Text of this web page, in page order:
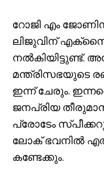
റോജി എം
ലിജുവിന്
നൽകിയിട്ടുണ്ട്.
മന്ത്രിസഭയുടെ
ഇന്ന് ചേരും.
ജനപ്രിയ
പ്രോടേം
ലോക് ഭവനിൽ
കണ്ടേക്കും.